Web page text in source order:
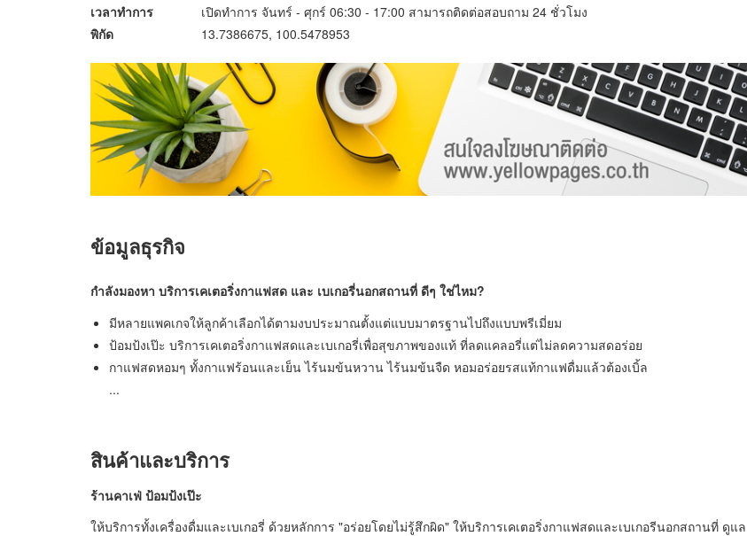
เวลาทำการ
เปิดทำการ จันทร์ - ศุกร์ 06:30 - 17:00 สามารถติดต่อสอบถาม 24 ชั่วโมง
พิกัด
13.7386675, 100.5478953
ข้อมูลธุรกิจ
กำลังมองหา บริการเคเตอริ่งกาแฟสด และ เบเกอรี่นอกสถานที่ ดีๆ ใช่ไหม?
มีหลายแพคเกจให้ลูกค้าเลือกได้ตามงบประมาณตั้งแต่แบบมาตรฐานไปถึงแบบพรีเมี่ยม
ป้อมป้งเป๊ะ บริการเคเตอริ่งกาแฟสดและเบเกอรี่เพื่อสุขภาพของแท้ ที่ลดแคลอรี่แต่ไม่ลดความสดอร่อย
กาแฟสดหอมๆ ทั้งกาแฟร้อนและเย็น ไร้นมข้นหวาน ไร้นมข้นจืด หอมอร่อยรสแท้กาแฟดื่มแล้วต้องเบิ้ล
...
สินค้าและบริการ
ร้านคาเฟ่ ป้อมป้งเป๊ะ
ให้บริการทั้งเครื่องดื่มและเบเกอรี่ ด้วยหลักการ "อร่อยโดยไม่รู้สึกผิด" ให้บริการเคเตอริ่งกาแฟสดและเบเกอรีนอกสถานที่ ดูแล